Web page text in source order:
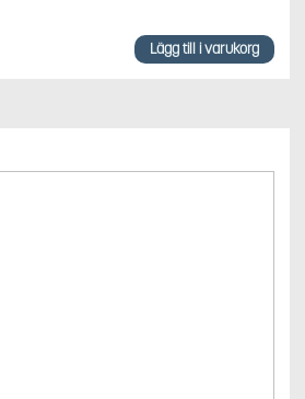
Lägg till i varukorg